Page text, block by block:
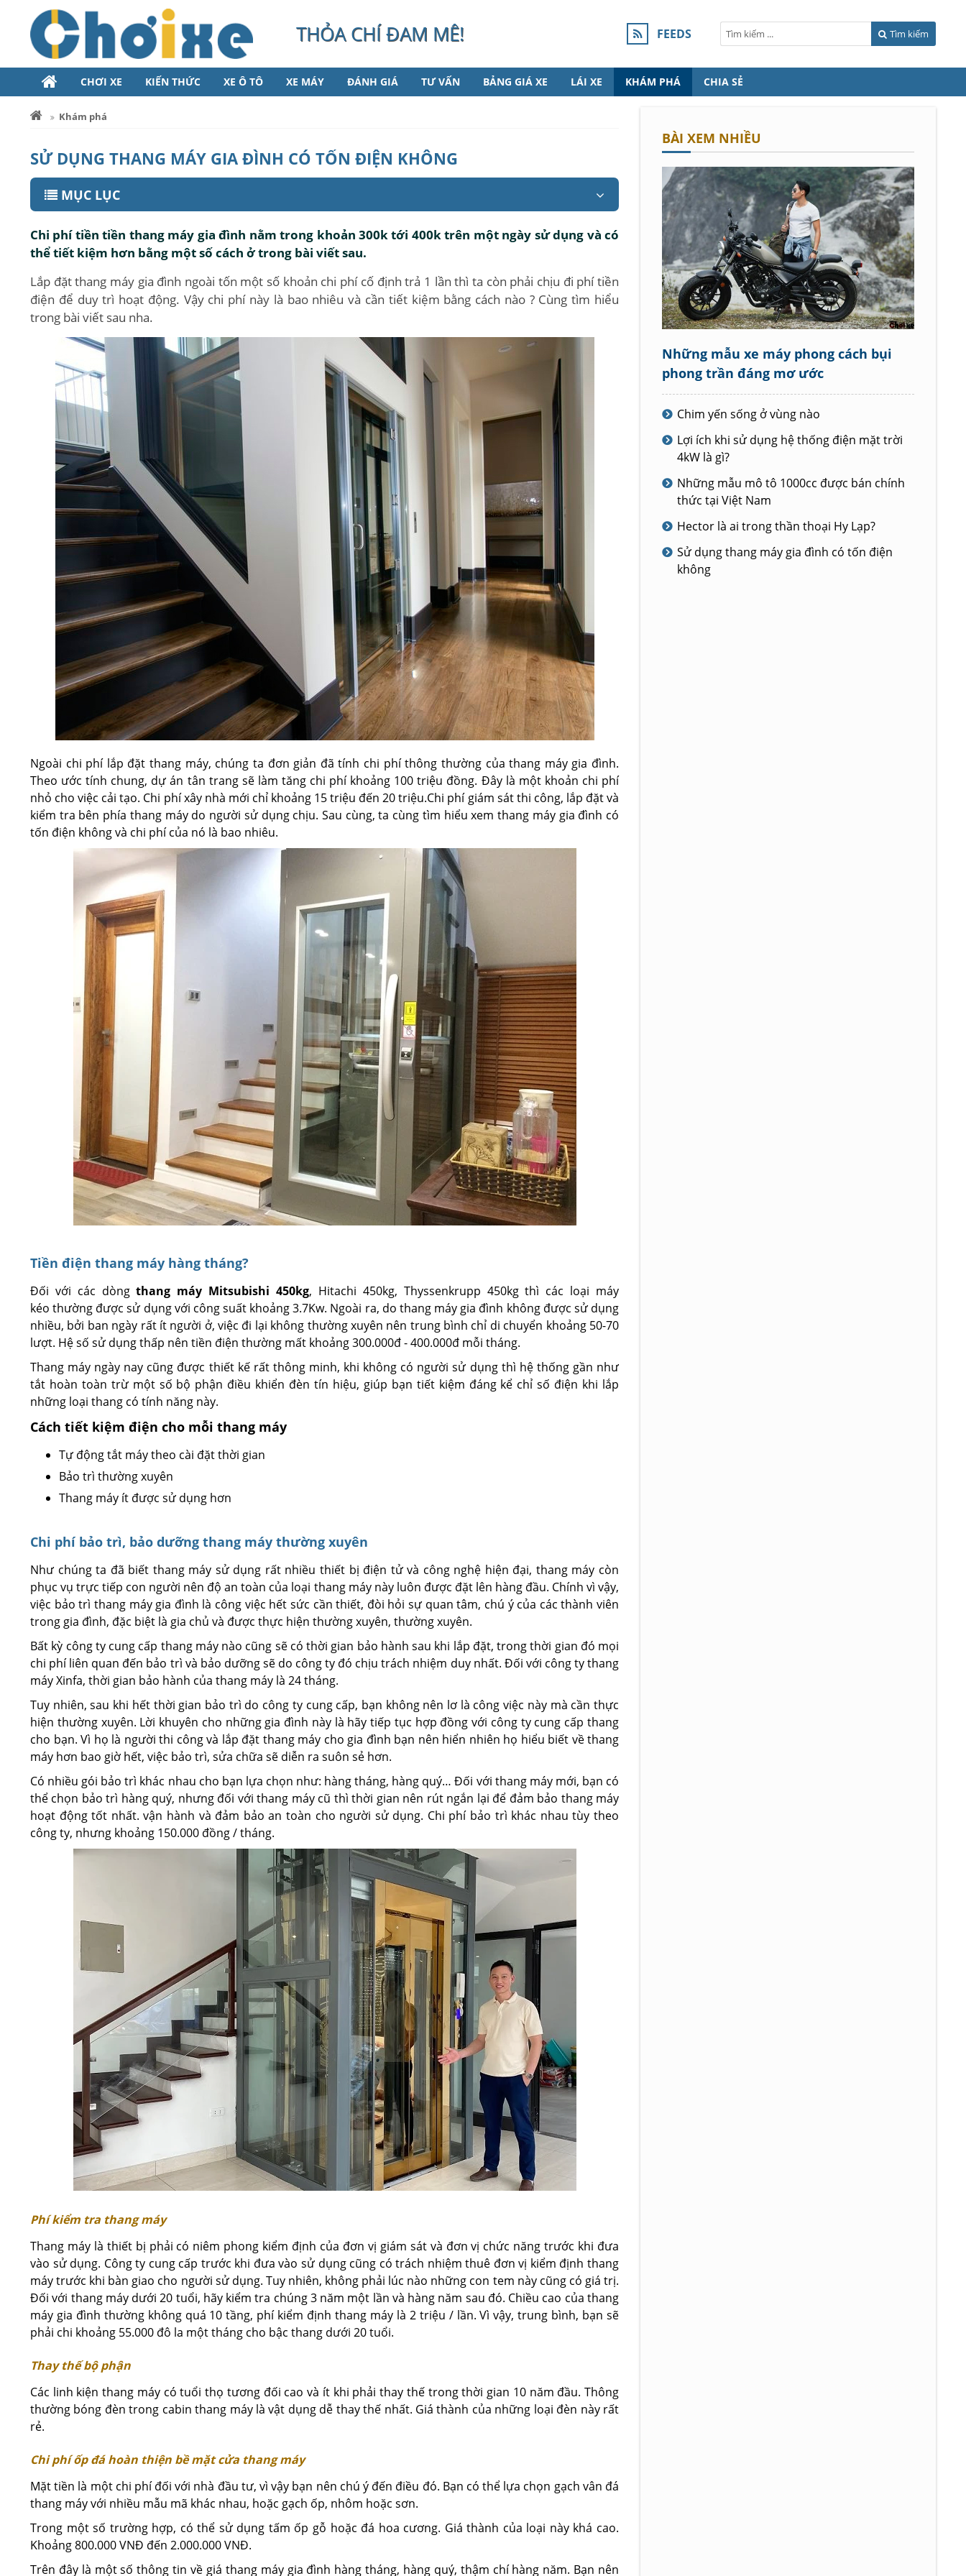
THỎA CHÍ ĐAM MÊ! FEEDS Tìm kiếm
CHƠI XE KIẾN THỨC XE Ô TÔ XE MÁY ĐÁNH GIÁ TƯ VẤN BẢNG GIÁ XE LÁI XE KHÁM PHÁ CHIA SẺ
Khám phá
SỬ DỤNG THANG MÁY GIA ĐÌNH CÓ TỐN ĐIỆN KHÔNG
MỤC LỤC
Chi phí tiền tiền thang máy gia đình nằm trong khoản 300k tới 400k trên một ngày sử dụng và có
thể tiết kiệm hơn bằng một số cách ở trong bài viết sau.
Lắp đặt thang máy gia đình ngoài tốn một số khoản chi phí cố định trả 1 lần thì ta còn phải chịu đi phí tiền
điện để duy trì hoạt động. Vậy chi phí này là bao nhiêu và cần tiết kiệm bằng cách nào ? Cùng tìm hiểu
trong bài viết sau nha.
Ngoài chi phí lắp đặt thang máy, chúng ta đơn giản đã tính chi phí thông thường của thang máy gia đình.
Theo ước tính chung, dự án tân trang sẽ làm tăng chi phí khoảng 100 triệu đồng. Đây là một khoản chi phí
nhỏ cho việc cải tạo. Chi phí xây nhà mới chỉ khoảng 15 triệu đến 20 triệu.Chi phí giám sát thi công, lắp đặt và
kiểm tra bên phía thang máy do người sử dụng chịu. Sau cùng, ta cùng tìm hiểu xem thang máy gia đình có
tốn điện không và chi phí của nó là bao nhiêu.
Tiền điện thang máy hàng tháng?
Đối với các dòngthang máy Mitsubishi 450kg, Hitachi 450kg, Thyssenkrupp 450kg thì các loại máy
kéo thường được sử dụng với công suất khoảng 3.7Kw. Ngoài ra, do thang máy gia đình không được sử dụng
nhiều, bởi ban ngày rất ít người ở, việc đi lại không thường xuyên nên trung bình chỉ di chuyển khoảng 50-70
lượt. Hệ số sử dụng thấp nên tiền điện thường mất khoảng 300.000đ - 400.000đ mỗi tháng.
Thang máy ngày nay cũng được thiết kế rất thông minh, khi không có người sử dụng thì hệ thống gần như
tắt hoàn toàn trừ một số bộ phận điều khiển đèn tín hiệu, giúp bạn tiết kiệm đáng kể chỉ số điện khi lắp
những loại thang có tính năng này.
Cách tiết kiệm điện cho mỗi thang máy
Tự động tắt máy theo cài đặt thời gian
Bảo trì thường xuyên
Thang máy ít được sử dụng hơn
Chi phí bảo trì, bảo dưỡng thang máy thường xuyên
Như chúng ta đã biết thang máy sử dụng rất nhiều thiết bị điện tử và công nghệ hiện đại, thang máy còn
phục vụ trực tiếp con người nên độ an toàn của loại thang máy này luôn được đặt lên hàng đầu. Chính vì vậy,
việc bảo trì thang máy gia đình là công việc hết sức cần thiết, đòi hỏi sự quan tâm, chú ý của các thành viên
trong gia đình, đặc biệt là gia chủ và được thực hiện thường xuyên, thường xuyên.
Bất kỳ công ty cung cấp thang máy nào cũng sẽ có thời gian bảo hành sau khi lắp đặt, trong thời gian đó mọi
chi phí liên quan đến bảo trì và bảo dưỡng sẽ do công ty đó chịu trách nhiệm duy nhất. Đối với công ty thang
máy Xinfa, thời gian bảo hành của thang máy là 24 tháng.
Tuy nhiên, sau khi hết thời gian bảo trì do công ty cung cấp, bạn không nên lơ là công việc này mà cần thực
hiện thường xuyên. Lời khuyên cho những gia đình này là hãy tiếp tục hợp đồng với công ty cung cấp thang
cho bạn. Vì họ là người thi công và lắp đặt thang máy cho gia đình bạn nên hiển nhiên họ hiểu biết về thang
máy hơn bao giờ hết, việc bảo trì, sửa chữa sẽ diễn ra suôn sẻ hơn.
Có nhiều gói bảo trì khác nhau cho bạn lựa chọn như: hàng tháng, hàng quý… Đối với thang máy mới, bạn có
thể chọn bảo trì hàng quý, nhưng đối với thang máy cũ thì thời gian nên rút ngắn lại để đảm bảo thang máy
hoạt động tốt nhất. vận hành và đảm bảo an toàn cho người sử dụng. Chi phí bảo trì khác nhau tùy theo
công ty, nhưng khoảng 150.000 đồng / tháng.
Phí kiểm tra thang máy
Thang máy là thiết bị phải có niêm phong kiểm định của đơn vị giám sát và đơn vị chức năng trước khi đưa
vào sử dụng. Công ty cung cấp trước khi đưa vào sử dụng cũng có trách nhiệm thuê đơn vị kiểm định thang
máy trước khi bàn giao cho người sử dụng. Tuy nhiên, không phải lúc nào những con tem này cũng có giá trị.
Đối với thang máy dưới 20 tuổi, hãy kiểm tra chúng 3 năm một lần và hàng năm sau đó. Chiều cao của thang
máy gia đình thường không quá 10 tầng, phí kiểm định thang máy là 2 triệu / lần. Vì vậy, trung bình, bạn sẽ
phải chi khoảng 55.000 đô la một tháng cho bậc thang dưới 20 tuổi.
Thay thế bộ phận
Các linh kiện thang máy có tuổi thọ tương đối cao và ít khi phải thay thế trong thời gian 10 năm đầu. Thông
thường bóng đèn trong cabin thang máy là vật dụng dễ thay thế nhất. Giá thành của những loại đèn này rất
rẻ.
Chi phí ốp đá hoàn thiện bề mặt cửa thang máy
Mặt tiền là một chi phí đối với nhà đầu tư, vì vậy bạn nên chú ý đến điều đó. Bạn có thể lựa chọn gạch vân đá
thang máy với nhiều mẫu mã khác nhau, hoặc gạch ốp, nhôm hoặc sơn.
Trong một số trường hợp, có thể sử dụng tấm ốp gỗ hoặc đá hoa cương. Giá thành của loại này khá cao.
Khoảng 800.000 VNĐ đến 2.000.000 VNĐ.
Trên đây là một số thông tin về giá thang máy gia đình hàng tháng, hàng quý, thậm chí hàng năm. Bạn nên
BÀI XEM NHIỀU
Những mẫu xe máy phong cách bụi
phong trần đáng mơ ước
Chim yến sống ở vùng nào
Lợi ích khi sử dụng hệ thống điện mặt trời
4kW là gì?
Những mẫu mô tô 1000cc được bán chính
thức tại Việt Nam
Hector là ai trong thần thoại Hy Lạp?
Sử dụng thang máy gia đình có tốn điện
không